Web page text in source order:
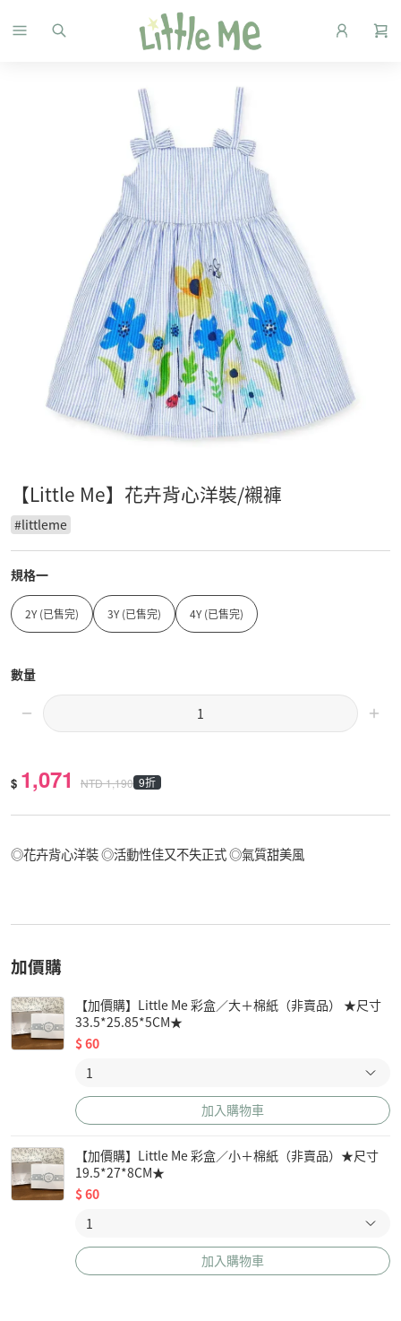
【Little Me】花卉背心洋裝/襯褲
#littleme
規格一
2Y (已售完) 3Y (已售完) 4Y (已售完)
數量
$ 1,071 NTD1,190 9折
◎花卉背心洋裝 ◎活動性佳又不失正式 ◎氣質甜美風
加價購
【加價購】Little Me 彩盒／大＋棉紙（非賣品） ★尺寸
33.5*25.85*5CM★
$60
加入購物車
【加價購】Little Me 彩盒／小＋棉紙（非賣品）★尺寸
19.5*27*8CM★
$60
加入購物車